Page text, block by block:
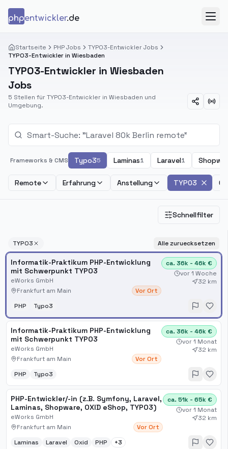
phpentwickler.de
Startseite PHP Jobs
TYPO3-Entwickler Jobs
TYPO3-Entwickler in Wiesbaden
TYPO3-Entwickler in Wiesbaden
Jobs
5 Stellen für TYPO3-Entwickler in Wiesbaden und
Umgebung.
Frameworks & CMS Typo35 Laminas1 Laravel1
Remote Erfahrung Anstellung TYPO3
Schnellfilter
TYPO3 Alle zuruecksetzen
Informatik-Praktikum PHP-Entwicklung
mit Schwerpunkt TYPO3
eWorks GmbH
Frankfurt am Main
Vor Ort
ca. 36k - 46k €
vor 1 Woche
32 km
PHP Typo3
Informatik-Praktikum PHP-Entwicklung
mit Schwerpunkt TYPO3
eWorks GmbH
Frankfurt am Main
Vor Ort
ca. 36k - 46k €
vor 1 Monat
32 km
PHP Typo3
PHP-Entwickler/-in (z.B. Symfony, Laravel,
Laminas, Shopware, OXID eShop, TYPO3)
eWorks GmbH
Frankfurt am Main
Vor Ort
ca. 51k - 65k €
vor 1 Monat
32 km
Laminas Laravel Oxid PHP +3